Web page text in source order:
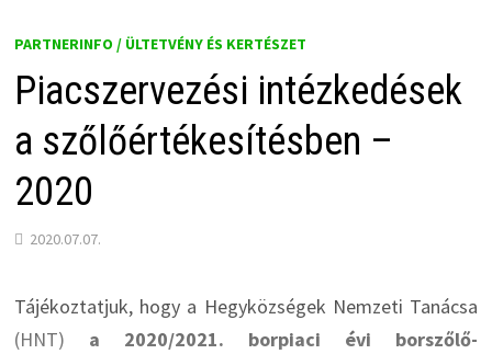
PARTNERINFO / ÜLTETVÉNY ÉS KERTÉSZET
Piacszervezési intézkedések
a szőlőértékesítésben –
2020
2020.07.07.
Tájékoztatjuk, hogy a Hegyközségek Nemzeti Tanácsa
(HNT) a 2020/2021. borpiaci évi borszőlő-